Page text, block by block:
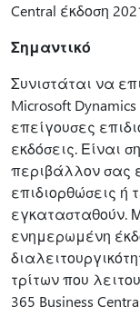
Central έκδοση
Σημαντικό
Συνιστάται να
Microsoft
επείγουσες
εκδόσεις. Είναι
περιβάλλον σας
επιδιορθώσεις ή
εγκατασταθούν.
ενημερωμένη
τρίτων που
365 Business